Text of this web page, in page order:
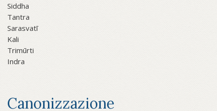
Siddha
Tantra
Sarasvatī
Kali
Trimūrti
Indra
Canonizzazione